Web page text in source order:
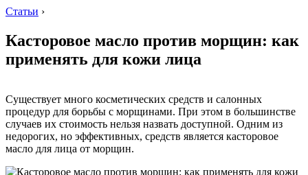
Статьи ›
Касторовое масло против морщин: как
применять для кожи лица
Существует много косметических средств и салонных
процедур для борьбы с морщинами. При этом в большинстве
случаев их стоимость нельзя назвать доступной. Одним из
недорогих, но эффективных, средств является касторовое
масло для лица от морщин.